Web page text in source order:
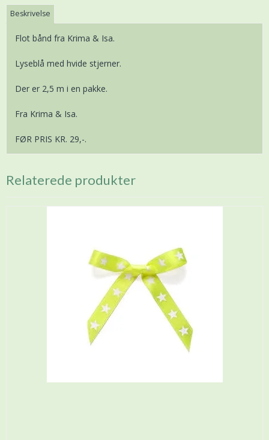
Beskrivelse
Flot bånd fra Krima & Isa.
Lyseblå med hvide stjerner.
Der er 2,5 m i en pakke.
Fra Krima & Isa.
FØR PRIS KR. 29,-.
Relaterede produkter